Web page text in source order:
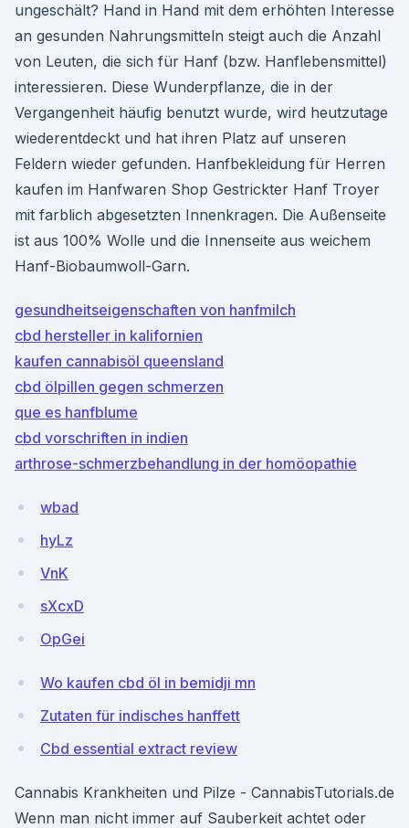
ungeschält? Hand in Hand mit dem erhöhten Interesse
an gesunden Nahrungsmitteln steigt auch die Anzahl
von Leuten, die sich für Hanf (bzw. Hanflebensmittel)
interessieren. Diese Wunderpflanze, die in der
Vergangenheit häufig benutzt wurde, wird heutzutage
wiederentdeckt und hat ihren Platz auf unseren
Feldern wieder gefunden. Hanfbekleidung für Herren
kaufen im Hanfwaren Shop Gestrickter Hanf Troyer
mit farblich abgesetzten Innenkragen. Die Außenseite
ist aus 100% Wolle und die Innenseite aus weichem
Hanf-Biobaumwoll-Garn.
gesundheitseigenschaften von hanfmilch
cbd hersteller in kalifornien
kaufen cannabisöl queensland
cbd ölpillen gegen schmerzen
que es hanfblume
cbd vorschriften in indien
arthrose-schmerzbehandlung in der homöopathie
wbad
hyLz
VnK
sXcxD
OpGei
Wo kaufen cbd öl in bemidji mn
Zutaten für indisches hanffett
Cbd essential extract review
Cannabis Krankheiten und Pilze - CannabisTutorials.de
Wenn man nicht immer auf Sauberkeit achtet oder